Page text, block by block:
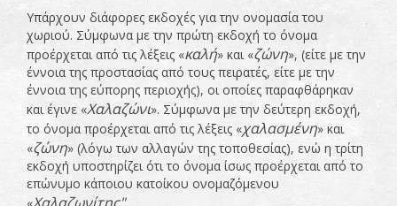
Υπάρχουν διάφορες εκδοχές για την ονομασία του
χωριού. Σύμφωνα με την πρώτη εκδοχή το όνομα
προέρχεται από τις λέξεις «καλή» και «ζώνη», (είτε με την
έννοια της προστασίας από τους πειρατές, είτε με την
έννοια της εύπορης περιοχής), οι οποίες παραφθάρηκαν
και έγινε «Χαλαζώνι». Σύμφωνα με την δεύτερη εκδοχή,
το όνομα προέρχεται από τις λέξεις «χαλασμένη» και
«ζώνη» (λόγω των αλλαγών της τοποθεσίας), ενώ η τρίτη
εκδοχή υποστηρίζει ότι το όνομα ίσως προέρχεται από το
επώνυμο κάποιου κατοίκου ονομαζόμενου
«